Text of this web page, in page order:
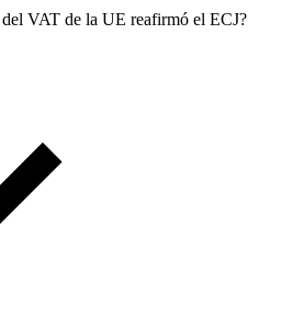
VAT de la UE reafirmó el ECJ?